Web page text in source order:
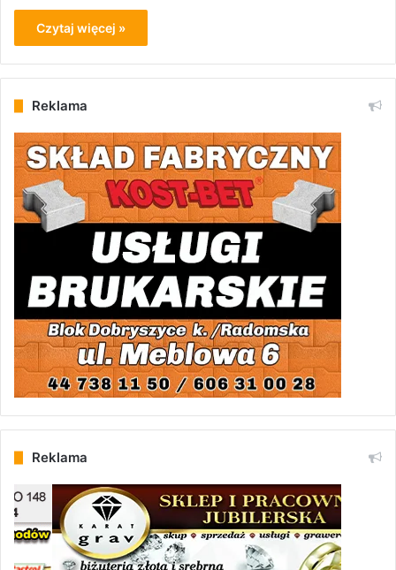
Czytaj więcej »
Reklama
Reklama